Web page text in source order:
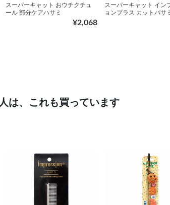
スーパーキャット おウチクチュ
ール 部分ケアハサミ
¥2,068
スーパーキャット イン
ョンプラス カットバサミ
は、これも買っています